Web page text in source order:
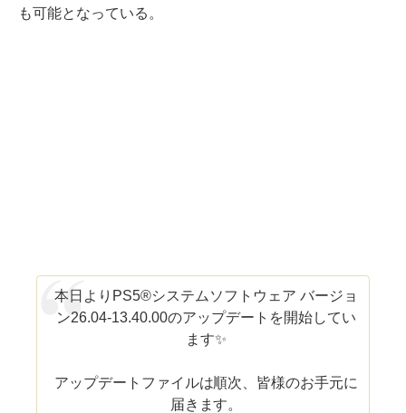
も可能となっている。
本日よりPS5®システムソフトウェア バージョ
ン26.04-13.40.00のアップデートを開始してい
ます✨
アップデートファイルは順次、皆様のお手元に
届きます。